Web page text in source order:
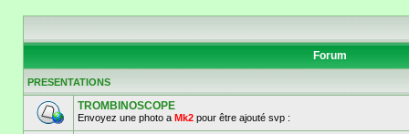
Forum
PRESENTATIONS
TROMBINOSCOPE
Envoyez une photo a Mk2 pour être ajouté svp :